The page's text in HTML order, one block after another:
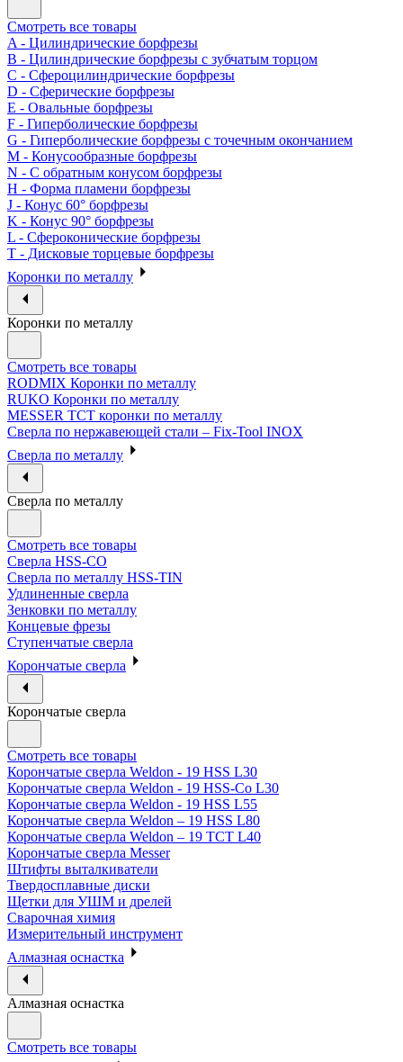
Смотреть все товары
A - Цилиндрические борфрезы
B - Цилиндрические борфрезы с зубчатым торцом
C - Сфероцилиндрические борфрезы
D - Сферические борфрезы
E - Овальные борфрезы
F - Гиперболические борфрезы
G - Гиперболические борфрезы с точечным окончанием
M - Конусообразные борфрезы
N - С обратным конусом борфрезы
H - Форма пламени борфрезы
J - Конус 60° борфрезы
K - Конус 90° борфрезы
L - Сфероконические борфрезы
T - Дисковые торцевые борфрезы
Коронки по металлу
Коронки по металлу
Смотреть все товары
RODMIX Коронки по металлу
RUKO Коронки по металлу
MESSER ТСТ коронки по металлу
Сверла по нержавеющей стали – Fix-Tool INOX
Сверла по металлу
Сверла по металлу
Смотреть все товары
Сверла HSS-CO
Сверла по металлу HSS-TIN
Удлиненные сверла
Зенковки по металлу
Концевые фрезы
Ступенчатые сверла
Корончатые сверла
Корончатые сверла
Смотреть все товары
Корончатые сверла Weldon - 19 HSS L30
Корончатые сверла Weldon - 19 HSS-Co L30
Корончатые сверла Weldon - 19 HSS L55
Корончатые сверла Weldon – 19 HSS L80
Корончатые сверла Weldon – 19 TCT L40
Корончатые сверла Messer
Штифты выталкиватели
Твердосплавные диски
Щетки для УШМ и дрелей
Сварочная химия
Измерительный инструмент
Алмазная оснастка
Алмазная оснастка
Смотреть все товары